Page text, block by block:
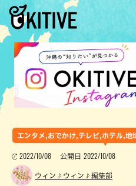
エンタメ,おでかけ,テレビ,ホテル,地
2022/10/08 公開日 2022/10/08
ウィン♪ウィン♪編集部